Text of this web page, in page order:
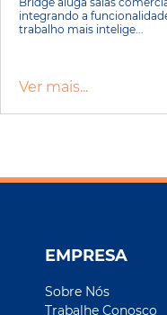
integrando a
trabalho mais intelige...
Ver mais...
EMPRESA
Sobre Nós
Trabalhe Conosco